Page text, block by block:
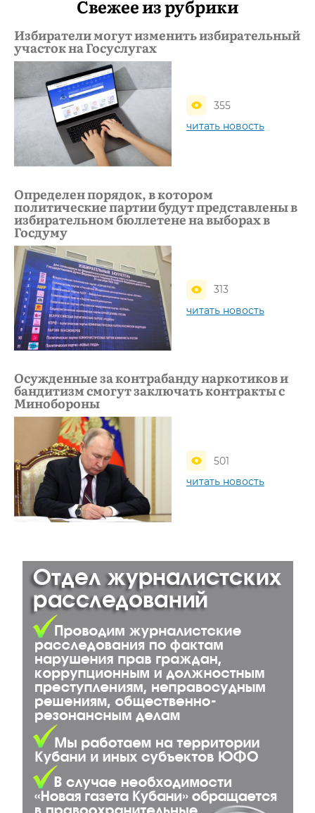
Свежее из рубрики
Избиратели могут изменить избирательный
участок на Госуслугах
355
читать новость
Определен порядок, в котором
политические партии будут представлены в
избирательном бюллетене на выборах в
Госдуму
313
читать новость
Осужденные за контрабанду наркотиков и
бандитизм смогут заключать контракты с
Минобороны
501
читать новость